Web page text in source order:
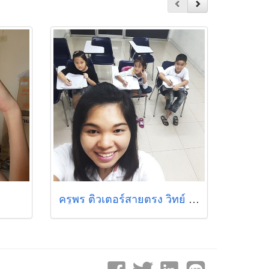
ครูพร ติวเตอร์สายตรง วิทย์ คณิต